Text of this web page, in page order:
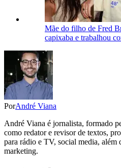
Mãe do filho de Fred
capixaba e trabalhou
PorAndré Viana
André Viana é jornalista, formado
como redator e revisor de textos,
para rádio e TV, social media, além
marketing.